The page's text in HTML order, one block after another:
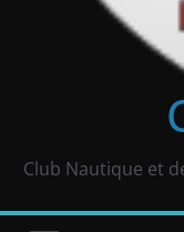
Club Nautique et